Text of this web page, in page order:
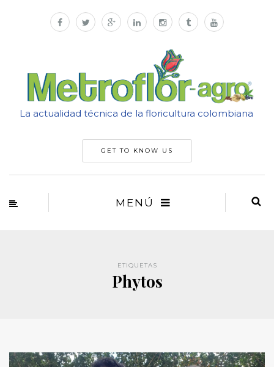
La actualidad técnica de la floricultura colombiana
GET TO KNOW US
MENÚ
ETIQUETAS
Phytos